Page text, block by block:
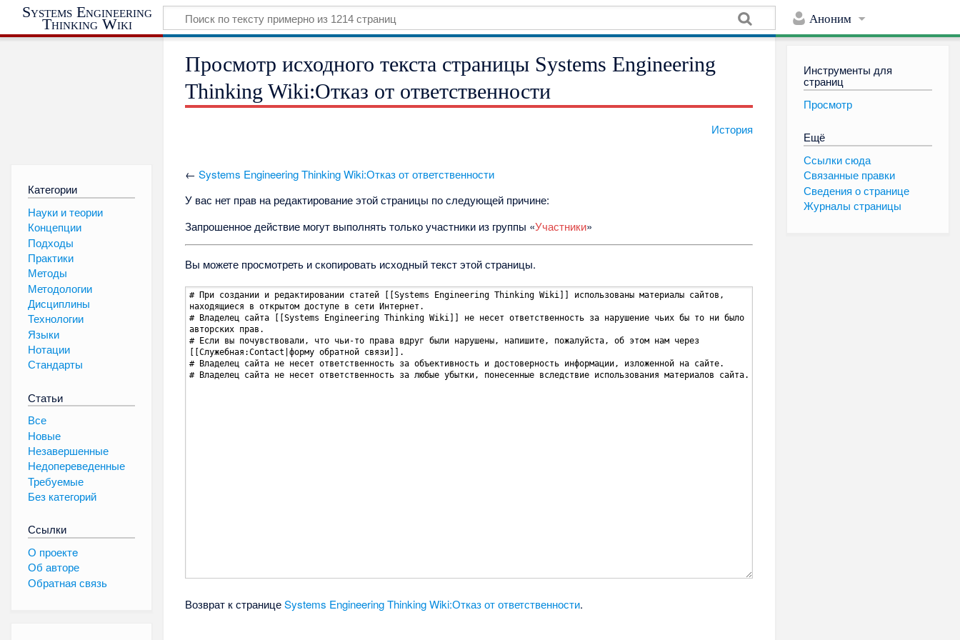
Аноним
Systems Engineering
Thinking Wiki
Категории
Науки и теории
Концепции
Подходы
Практики
Методы
Методологии
Дисциплины
Технологии
Языки
Нотации
Стандарты
Статьи
Все
Новые
Незавершенные
Недопереведенные
Требуемые
Без категорий
Ссылки
О проектe
Об авторе
Обратная связь
Инструменты для
страниц
Просмотр
Ещё
Ссылки сюда
Связанные правки
Сведения о странице
Журналы страницы
Просмотр исходного текста страницы Systems Engineering
Thinking Wiki:Отказ от ответственности
История
←Systems Engineering Thinking Wiki:Отказ от ответственности
У вас нет прав на редактирование этой страницы по следующей причине:
Запрошенное действие могут выполнять только участники из группы «Участники»
Вы можете просмотреть и скопировать исходный текст этой страницы.
Возврат к страницеSystems Engineering Thinking Wiki:Отказ от ответственности.